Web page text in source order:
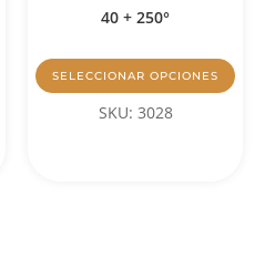
40 + 250°
SELECCIONAR OPCIONES
SKU: 3028